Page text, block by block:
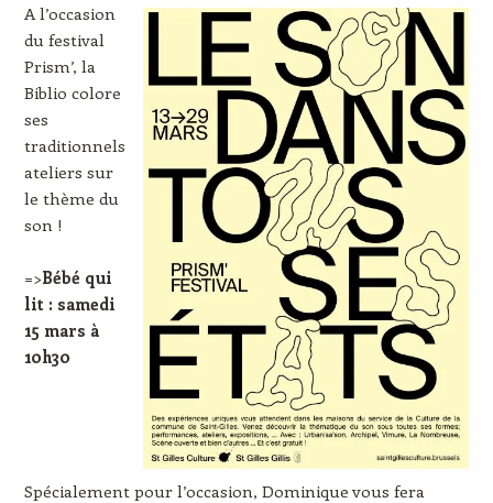
A l’occasion
du festival
Prism’, la
Biblio colore
ses
traditionnels
ateliers sur
le thème du
son !
=>Bébé qui
lit : samedi
15 mars à
10h30
Spécialement pour l’occasion, Dominique vous fera